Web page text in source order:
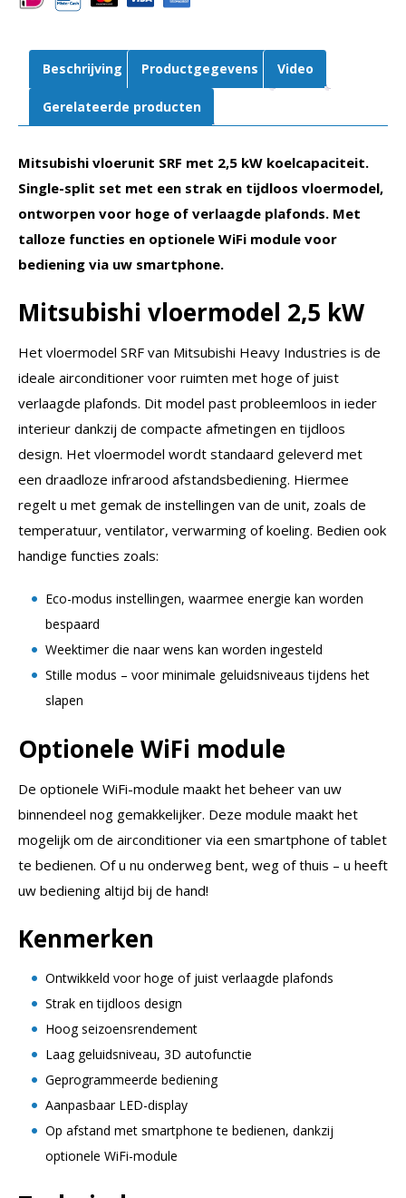
W
Beschrijving Productgegevens Video
Gerelateerde producten
Mitsubishi vloerunit SRF met 2,5 kW koelcapaciteit.
Single-split set met een strak en tijdloos vloermodel,
ontworpen voor hoge of verlaagde plafonds. Met
talloze functies en optionele WiFi module voor
bediening via uw smartphone.
Mitsubishi vloermodel 2,5 kW
Het vloermodel SRF van Mitsubishi Heavy Industries is de
ideale airconditioner voor ruimten met hoge of juist
verlaagde plafonds. Dit model past probleemloos in ieder
interieur dankzij de compacte afmetingen en tijdloos
design. Het vloermodel wordt standaard geleverd met
een draadloze infrarood afstandsbediening. Hiermee
regelt u met gemak de instellingen van de unit, zoals de
temperatuur, ventilator, verwarming of koeling. Bedien ook
handige functies zoals:
Eco-modus instellingen, waarmee energie kan worden
bespaard
Weektimer die naar wens kan worden ingesteld
Stille modus – voor minimale geluidsniveaus tijdens het
slapen
Optionele WiFi module
De optionele WiFi-module maakt het beheer van uw
binnendeel nog gemakkelijker. Deze module maakt het
mogelijk om de airconditioner via een smartphone of tablet
te bedienen. Of u nu onderweg bent, weg of thuis – u heeft
uw bediening altijd bij de hand!
Kenmerken
Ontwikkeld voor hoge of juist verlaagde plafonds
Strak en tijdloos design
Hoog seizoensrendement
Laag geluidsniveau, 3D autofunctie
Geprogrammeerde bediening
Aanpasbaar LED-display
Op afstand met smartphone te bedienen, dankzij
optionele WiFi-module